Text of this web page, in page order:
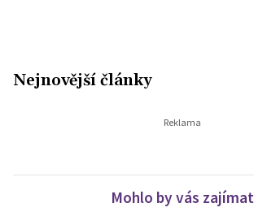
Nejnovější články
Mohlo by vás zajímat